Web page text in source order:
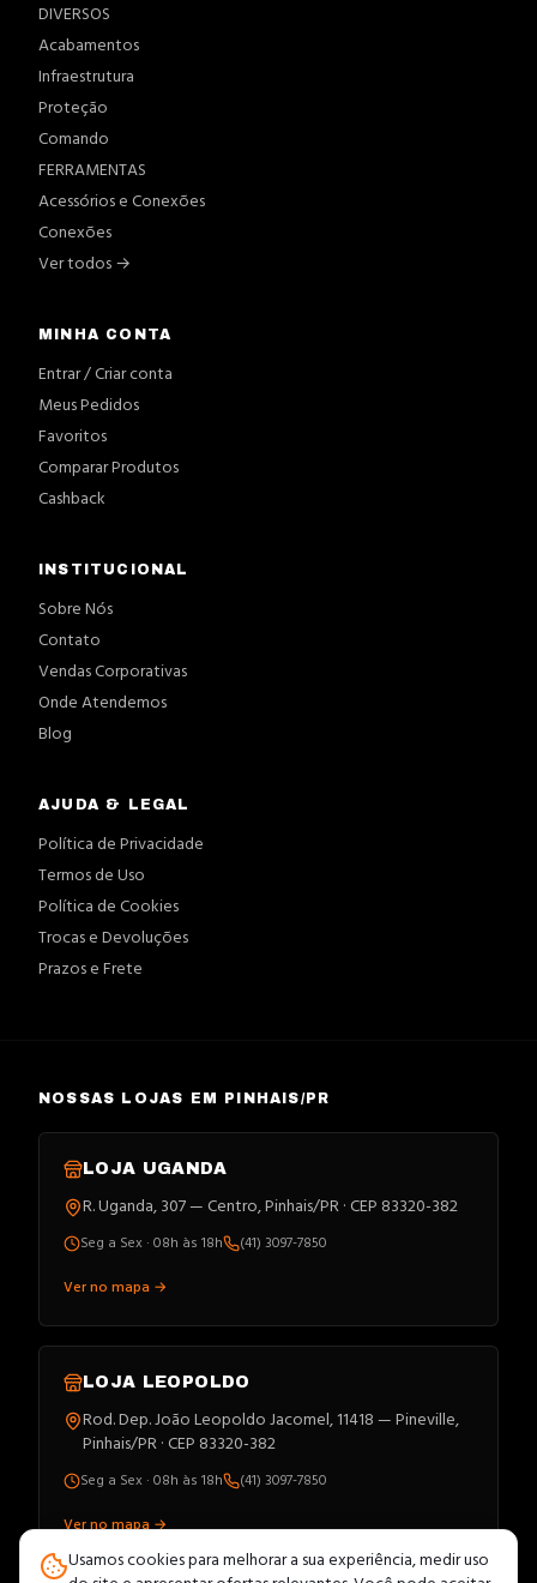
DIVERSOS
Acabamentos
Infraestrutura
Proteção
Comando
FERRAMENTAS
Acessórios e Conexões
Conexões
Ver todos →
MINHA CONTA
Entrar / Criar conta
Meus Pedidos
Favoritos
Comparar Produtos
Cashback
INSTITUCIONAL
Sobre Nós
Contato
Vendas Corporativas
Onde Atendemos
Blog
AJUDA & LEGAL
Política de Privacidade
Termos de Uso
Política de Cookies
Trocas e Devoluções
Prazos e Frete
NOSSAS LOJAS EM PINHAIS/PR
LOJA UGANDA
R. Uganda, 307 — Centro, Pinhais/PR · CEP 83320-382
Seg a Sex · 08h às 18h
(41) 3097-7850
Ver no mapa →
LOJA LEOPOLDO
Rod. Dep. João Leopoldo Jacomel, 11418 — Pineville,
Pinhais/PR · CEP 83320-382
Seg a Sex · 08h às 18h
(41) 3097-7850
Ver no mapa →
Usamos cookies para melhorar a sua experiência, medir uso